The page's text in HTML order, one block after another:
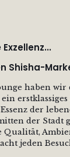
Shisha-
haben wir
der
der Stadt
Qualität,
jeden